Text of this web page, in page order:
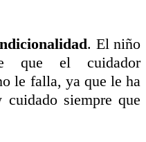
. El niño
que el cuidador
le falla, ya que le ha
cuidado siempre que